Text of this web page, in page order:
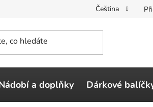
Čeština
a doplňky Dárkové